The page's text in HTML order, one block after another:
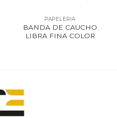
PAPELERIA
BANDA DE CAUCHO
LIBRA FINA COLOR